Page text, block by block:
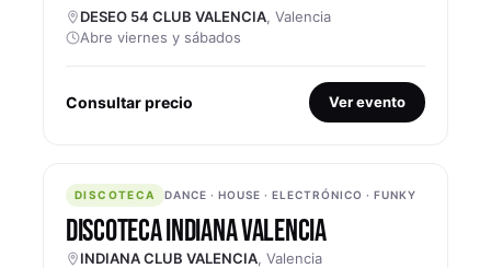
DESEO 54 CLUB VALENCIA, Valencia
Abre viernes y sábados
Consultar precio Ver evento
DISCOTECA
DISCOTECA DANCE · HOUSE · ELECTRÓNICO · FUNKY
DISCOTECA INDIANA VALENCIA
INDIANA CLUB VALENCIA, Valencia